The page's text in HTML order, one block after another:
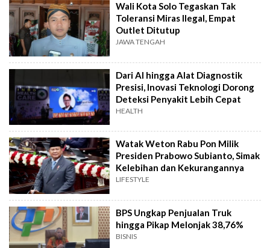
Wali Kota Solo Tegaskan Tak
Toleransi Miras Ilegal, Empat
Outlet Ditutup
JAWA TENGAH
Dari AI hingga Alat Diagnostik
Presisi, Inovasi Teknologi Dorong
Deteksi Penyakit Lebih Cepat
HEALTH
Watak Weton Rabu Pon Milik
Presiden Prabowo Subianto, Simak
Kelebihan dan Kekurangannya
LIFESTYLE
BPS Ungkap Penjualan Truk
hingga Pikap Melonjak 38,76%
BISNIS